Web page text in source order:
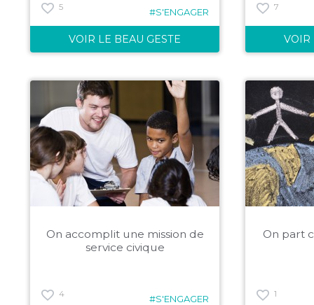
5 #S'ENGAGER
VOIR LE BEAU GESTE
7
VOIR
On accomplit une mission de
service civique
4 #S'ENGAGER
On part
1